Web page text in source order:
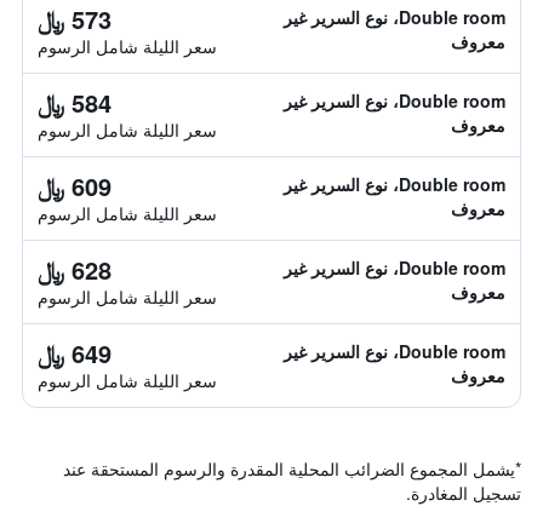
Double room، نوع السرير غير
معروف
573 ﷼
سعر الليلة شامل الرسوم
Double room، نوع السرير غير
معروف
584 ﷼
سعر الليلة شامل الرسوم
Double room، نوع السرير غير
معروف
609 ﷼
سعر الليلة شامل الرسوم
Double room، نوع السرير غير
معروف
628 ﷼
سعر الليلة شامل الرسوم
Double room، نوع السرير غير
معروف
649 ﷼
سعر الليلة شامل الرسوم
*يشمل المجموع الضرائب المحلية المقدرة والرسوم المستحقة عند
تسجيل المغادرة.